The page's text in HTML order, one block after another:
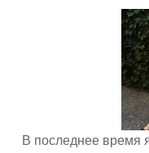
В последнее время